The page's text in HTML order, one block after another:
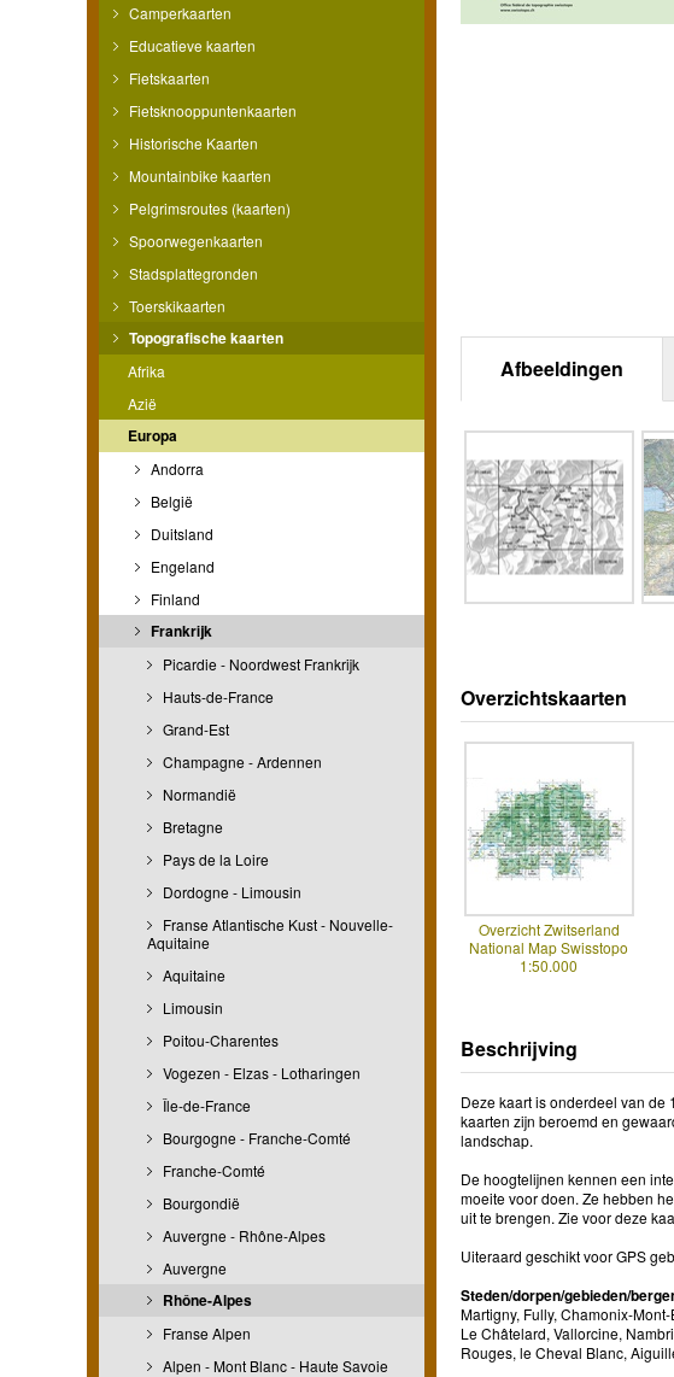
Camperkaarten
Educatieve kaarten
Fietskaarten
Fietsknooppuntenkaarten
Historische Kaarten
Mountainbike kaarten
Pelgrimsroutes (kaarten)
Spoorwegenkaarten
Stadsplattegronden
Toerskikaarten
Topografische kaarten
Afrika
Azië
Europa
Andorra
België
Duitsland
Engeland
Finland
Frankrijk
Picardie - Noordwest Frankrijk
Hauts-de-France
Grand-Est
Champagne - Ardennen
Normandië
Bretagne
Pays de la Loire
Dordogne - Limousin
Franse Atlantische Kust - Nouvelle-
Aquitaine
Aquitaine
Limousin
Poitou-Charentes
Vogezen - Elzas - Lotharingen
Île-de-France
Bourgogne - Franche-Comté
Franche-Comté
Bourgondië
Auvergne - Rhône-Alpes
Auvergne
Rhône-Alpes
Franse Alpen
Alpen - Mont Blanc - Haute Savoie
Afbeeldingen
Overzichtskaarten
Overzicht Zwitserland
National Map Swisstopo
1:50.000
Beschrijving
Deze kaart is onderdeel van de
kaarten zijn beroemd en
landschap.
De hoogtelijnen kennen een
moeite voor doen. Ze hebben
uit te brengen. Zie voor deze
Uiteraard geschikt voor GPS
Steden/dorpen/gebieden/
Martigny, Fully, Chamonix-
Le Châtelard, Vallorcine,
Rouges, le Cheval Blanc,